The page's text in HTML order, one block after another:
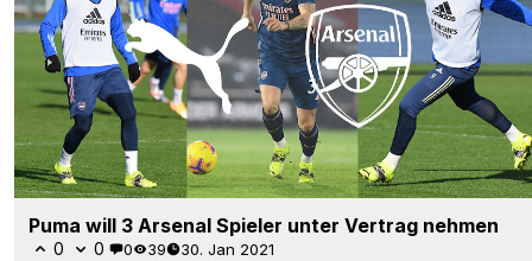
Puma will 3 Arsenal Spieler unter Vertrag nehmen
0 0 0 39 30. Jan 2021